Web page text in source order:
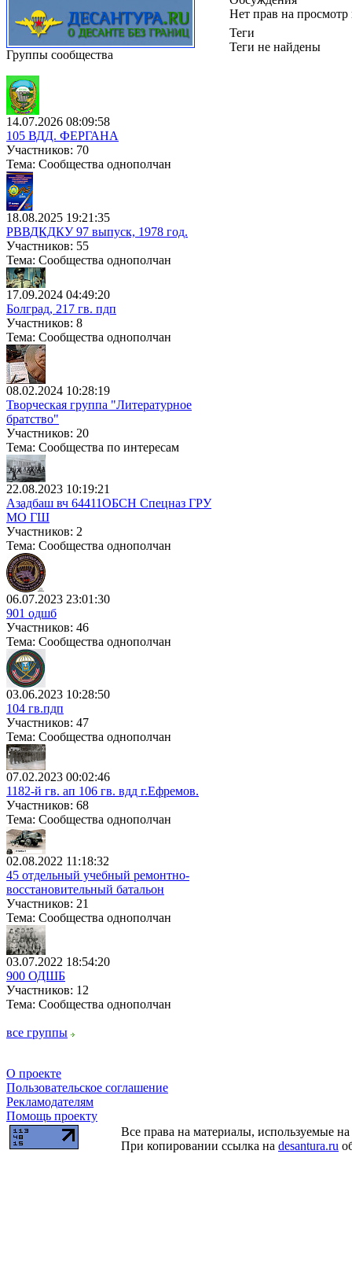
Группы сообщества
14.07.2026 08:09:58
105 ВДД. ФЕРГАНА
Участников: 70
Тема: Сообщества однополчан
18.08.2025 19:21:35
РВВДКДКУ 97 выпуск, 1978 год.
Участников: 55
Тема: Сообщества однополчан
17.09.2024 04:49:20
Болград, 217 гв. пдп
Участников: 8
Тема: Сообщества однополчан
08.02.2024 10:28:19
Творческая группа "Литературное
братство"
Участников: 20
Тема: Сообщества по интересам
22.08.2023 10:19:21
Азадбаш вч 64411ОБСН Спецназ ГРУ
МО ГШ
Участников: 2
Тема: Сообщества однополчан
06.07.2023 23:01:30
901 одшб
Участников: 46
Тема: Сообщества однополчан
03.06.2023 10:28:50
104 гв.пдп
Участников: 47
Тема: Сообщества однополчан
07.02.2023 00:02:46
1182-й гв. ап 106 гв. вдд г.Ефремов.
Участников: 68
Тема: Сообщества однополчан
02.08.2022 11:18:32
45 отдельный учебный ремонтно-
восстановительный батальон
Участников: 21
Тема: Сообщества однополчан
03.07.2022 18:54:20
900 ОДШБ
Участников: 12
Тема: Сообщества однополчан
все группы
О проекте
Пользовательское соглашение
Рекламодателям
Помощь проекту
Нет прав на
Теги
Теги не найдены
Все права на материалы, используемые
При копировании ссылка на desantura.ru